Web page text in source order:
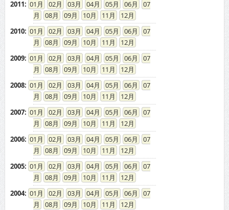
2011: 01 02 03 04 05 06
07
08
09 10 11
12
2010: 01 02 03 04 05 06
07
08
09 10 11
12
2009: 01 02 03 04 05 06
07
08
09 10 11
12
2008: 01 02 03 04 05 06
07
08
09 10 11
12
2007: 01 02 03 04 05 06
07
08
09 10 11
12
2006: 01 02 03 04 05 06
07
08
09 10 11
12
2005: 01 02 03 04 05 06
07
08
09 10 11
12
2004: 01 02 03 04 05 06
07
08
09 10 11
12